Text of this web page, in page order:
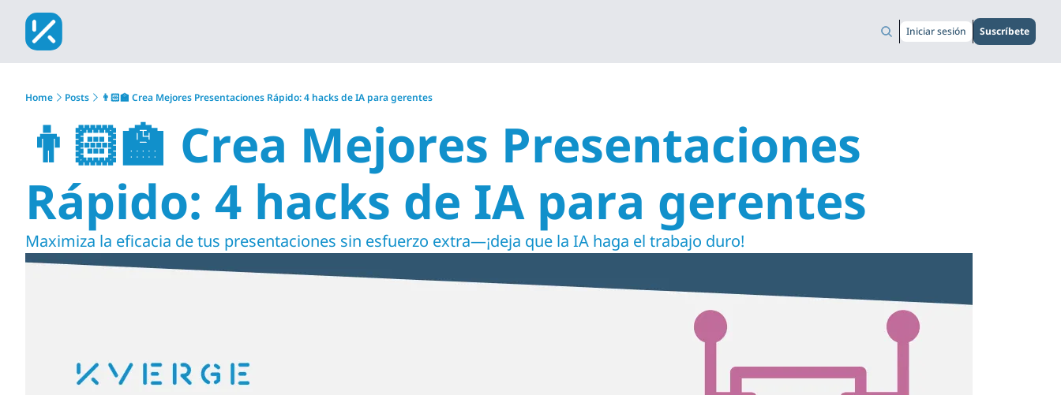
Iniciar sesión Suscríbete
Home Posts 👨🏻‍🏫 Crea Mejores Presentaciones Rápido: 4 hacks de IA para gerentes
👨🏻‍🏫 Crea Mejores Presentaciones
Rápido: 4 hacks de IA para gerentes
Maximiza la eficacia de tus presentaciones sin esfuerzo extra—¡deja que la IA haga el trabajo duro!